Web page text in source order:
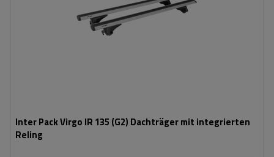
Inter Pack Virgo IR 135 (G2) Dachträger mit integrierten
Reling